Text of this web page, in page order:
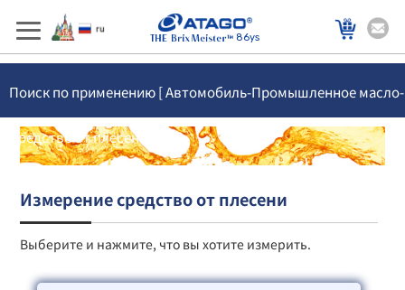
86ys
Поиск по применению [ Автомобиль-Промышленное масло-
Средство от плесени ]
Измерение средство от плесени
Выберите и нажмите, что вы хотите измерить.